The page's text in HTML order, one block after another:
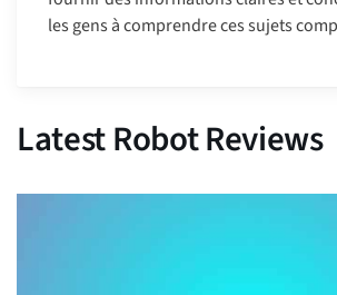
les gens à comprendre ces sujets
Latest Robot Reviews